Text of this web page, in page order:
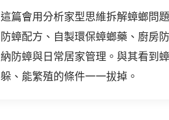
這篇會用分析家型思維拆解蟑螂問
防蟑配方、自製環保蟑螂藥、廚房
納防蟑與日常居家管理。與其看到
躲、能繁殖的條件一一拔掉。